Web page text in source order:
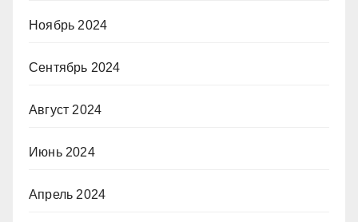
Ноябрь 2024
Сентябрь 2024
Август 2024
Июнь 2024
Апрель 2024